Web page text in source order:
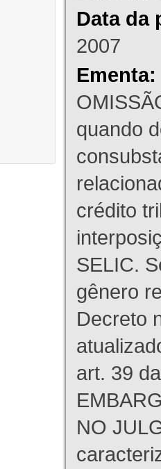
Data da
2007
Ementa:
quando
crédito
SELIC.
gênero
Decreto
art. 39
NO